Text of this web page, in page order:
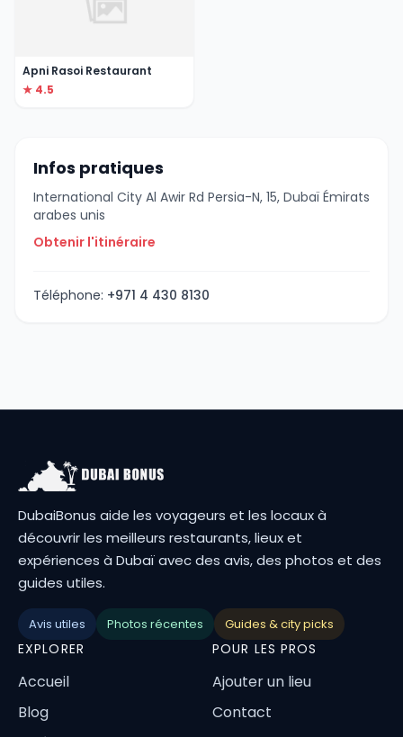
Apni Rasoi Restaurant
★ 4.5
Infos pratiques
International City Al Awir Rd Persia-N, 15, Dubaï Émirats
arabes unis
Obtenir l'itinéraire
Téléphone: +971 4 430 8130
DubaiBonus aide les voyageurs et les locaux à
découvrir les meilleurs restaurants, lieux et
expériences à Dubaï avec des avis, des photos et des
guides utiles.
Avis utiles Photos récentes Guides & city picks
EXPLORER
Accueil
Blog
POUR LES PROS
Ajouter un lieu
Contact